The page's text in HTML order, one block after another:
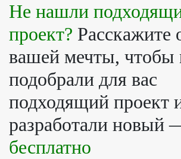
Не нашли
проект? Расскажите
вашей мечты,
подобрали для вас
подходящий проект
разработали новый
бесплатно